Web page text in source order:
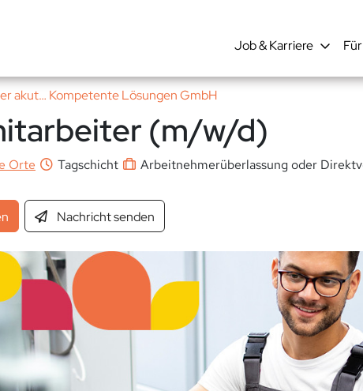
Job & Karriere
akut… Kompetente Lösungen GmbH
(m/w/d)
Orte Tagschicht Arbeitnehmerüberlassung oder
Nachrichtsenden